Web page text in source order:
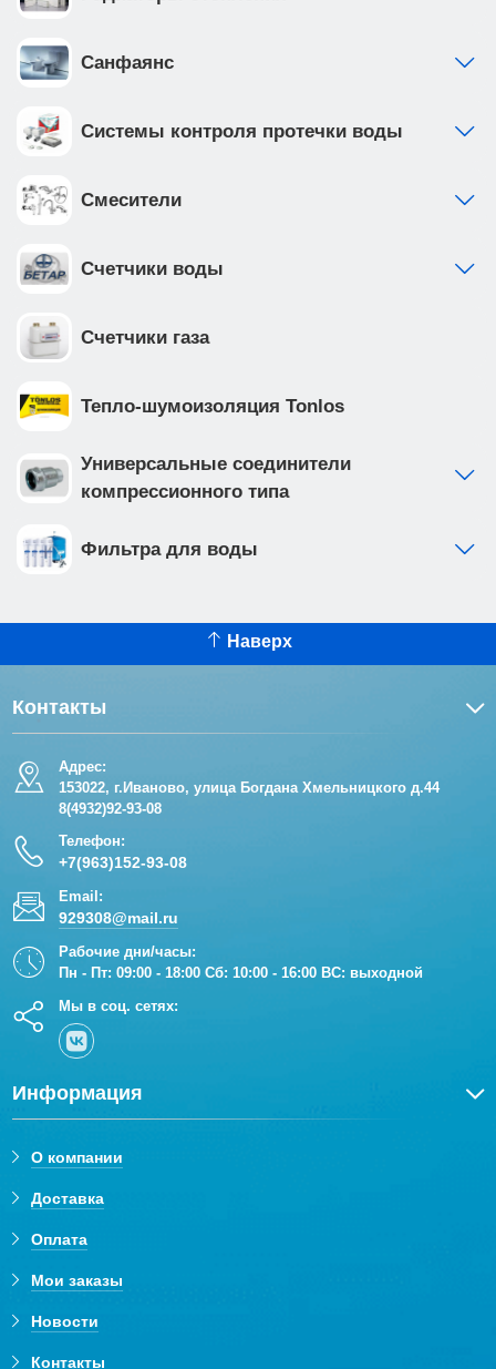
Санфаянс
Системы контроля протечки воды
Смесители
Счетчики воды
Счетчики газа
Тепло-шумоизоляция Tonlos
Универсальные соединители
компрессионного типа
Фильтра для воды
Наверх
Контакты
Адрес:
153022, г.Иваново, улица Богдана Хмельницкого д.44
8(4932)92-93-08
Телефон:
+7(963)152-93-08
Email:
929308@mail.ru
Рабочие дни/часы:
Пн - Пт: 09:00 - 18:00 Сб: 10:00 - 16:00 ВС: выходной
Мы в соц. сетях:
Информация
О компании
Доставка
Оплата
Мои заказы
Новости
Контакты